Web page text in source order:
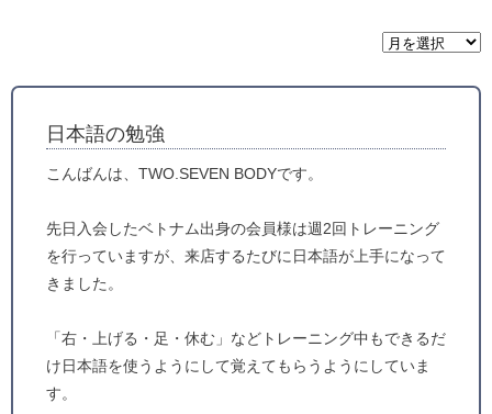
月
間
ー
日本語の勉強
こんばんは、TWO.SEVEN BODYです。
先日入会したベトナム出身の会員様は週2回トレーニング
を行っていますが、来店するたびに日本語が上手になって
きました。
「右・上げる・足・休む」などトレーニング中もできるだ
け日本語を使うようにして覚えてもらうようにしていま
す。